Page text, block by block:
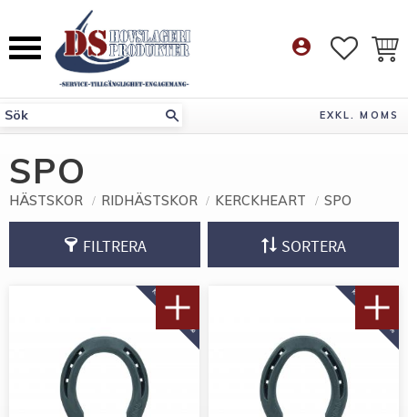
Meny account_circle
EXKL. MOMS
SPO
HÄSTSKOR RIDHÄSTSKOR KERCKHEART SPO
FILTRERA SORTERA
KÖP 10 PAR FÅ 10% KÖP 10 PAR FÅ 10%